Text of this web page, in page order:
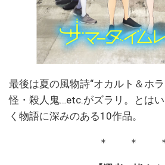
最後は夏の風物詩“オカルト＆ホ
怪・殺人鬼…etc.がズラリ。とは
く物語に深みのある10作品。
＊ ＊